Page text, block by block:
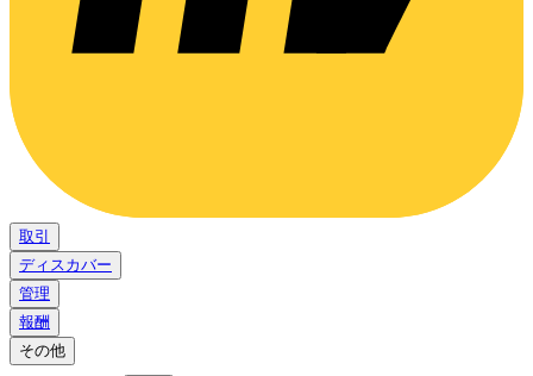
取引
ディスカバー
管理
報酬
その他